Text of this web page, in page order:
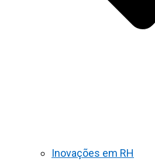
Inovações em RH